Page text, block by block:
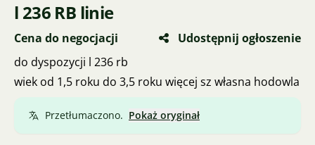
l 236 RB linie
Cena do negocjacji
Udostępnij ogłoszenie
do dyspozycji l 236 rb
wiek od 1,5 roku do 3,5 roku więcej sz własna hodowla
Przetłumaczono. Pokaż oryginał